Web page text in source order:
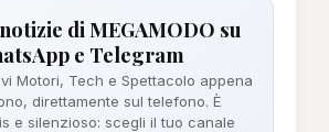
di MEGAMODO su
e Telegram
Motori, Tech e Spettacolo appena
direttamente sul telefono. È
e silenzioso: scegli il tuo canale